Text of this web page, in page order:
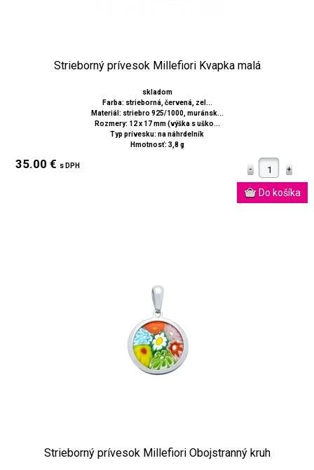
Strieborný prívesok Millefiori Kvapka malá
skladom
Farba: strieborná, červená, zel...
Materiál: striebro 925/1000, muránsk...
Rozmery: 12 x 17 mm (výška s uško...
Typ prívesku: na náhrdelník
Hmotnosť: 3,8 g
35.00 € s DPH
Strieborný prívesok Millefiori Obojstranný kruh